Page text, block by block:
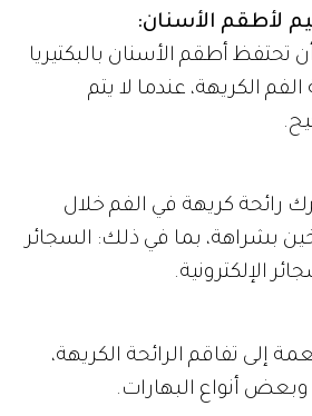
لأطقم الأسنان:
تحتفظ أطقم الأسنان بالبكتيريا
الكريهة، عندما لا يتم
رائحة كريهة في الفم خلال
بشراهة، بما في ذلك: السجائر
الإلكترونية.
إلى تفاقم الرائحة الكريهة،
وبعض أنواع البهارات.